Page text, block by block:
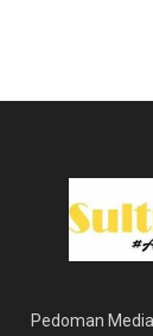
Pedoman